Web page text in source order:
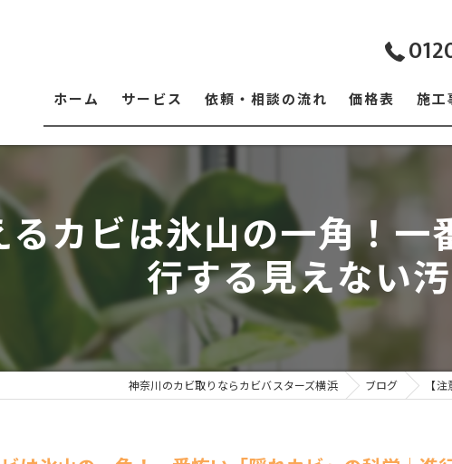
ホーム サービス 依頼・相談の流れ 価格表 施工
カビは氷山の一角！
行する見えない
神奈川のカビ取りならカビバスターズ横浜 ブログ 【